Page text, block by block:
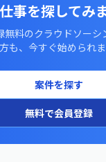
事を探してみ
無料のクラウドソーシ
も、今すぐ始められま
案件を探す
無料で会員登録